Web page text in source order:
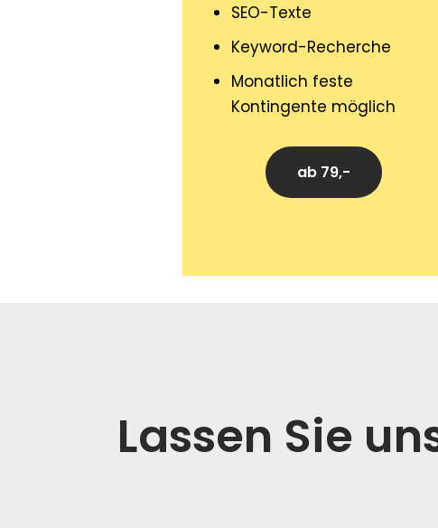
SEO-Texte
Keyword-Recherche
Monatlich feste
Kontingente möglich
ab 79,-
Lassen Sie